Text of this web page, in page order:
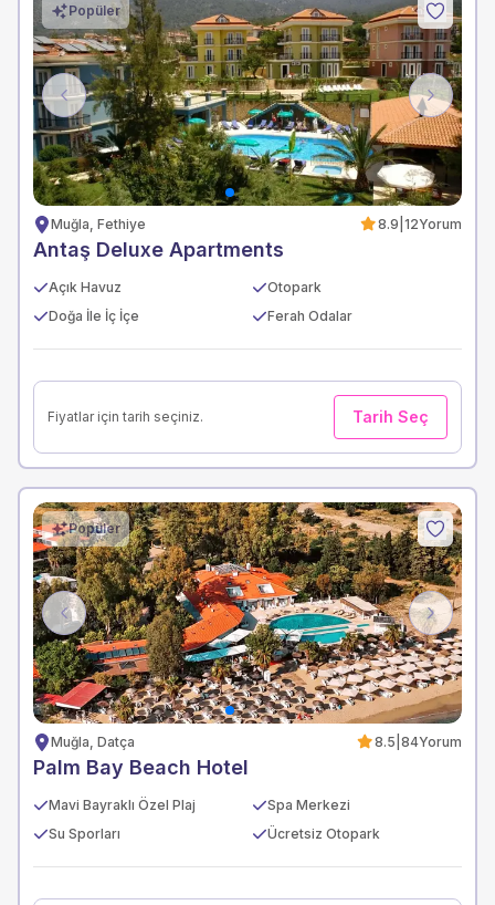
Previous Next
Popüler
Muğla, Fethiye 8.9 12Yorum
Antaş Deluxe Apartments
Açık Havuz
Otopark
Doğa İle İç İçe
Ferah Odalar
Fiyatlar için tarih seçiniz. Tarih Seç
Previous Next
Popüler
Muğla, Datça 8.5 84Yorum
Palm Bay Beach Hotel
Mavi Bayraklı Özel Plaj
Spa Merkezi
Su Sporları
Ücretsiz Otopark